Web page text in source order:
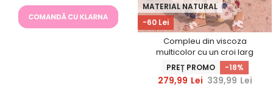
-60 Lei
MATERIAL NATURAL
Compleu din viscoza
multicolor cu un croi larg
PREȚ PROMO -18%
279,99 Lei 339,99 Lei